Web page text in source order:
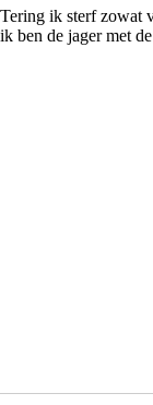
Tering ik sterf zowat
ik ben de jager met